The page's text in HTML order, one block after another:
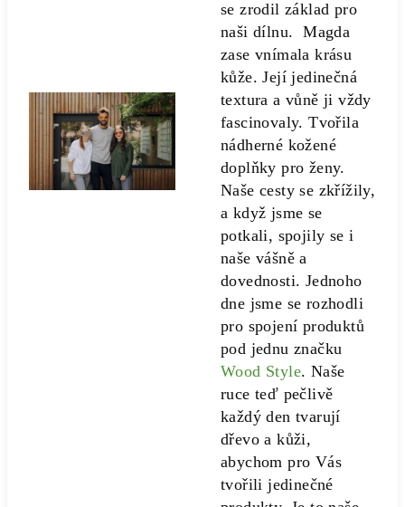
se zrodil základ pro
naši dílnu. Magda
zase vnímala krásu
kůže. Její jedinečná
textura a vůně ji vždy
fascinovaly. Tvořila
nádherné kožené
doplňky pro ženy.
Naše cesty se zkřížily,
a když jsme se
potkali, spojily se i
naše vášně a
dovednosti. Jednoho
dne jsme se rozhodli
pro spojení produktů
pod jednu značku
Wood Style. Naše
ruce teď pečlivě
každý den tvarují
dřevo a kůži,
abychom pro Vás
tvořili jedinečné